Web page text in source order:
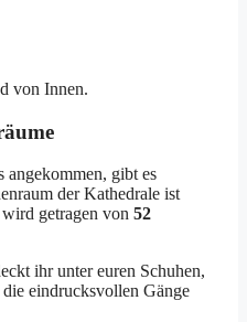
von Innen.
angekommen, gibt es
der Kathedrale ist
getragen von 52
ihr unter euren Schuhen,
eindrucksvollen Gänge